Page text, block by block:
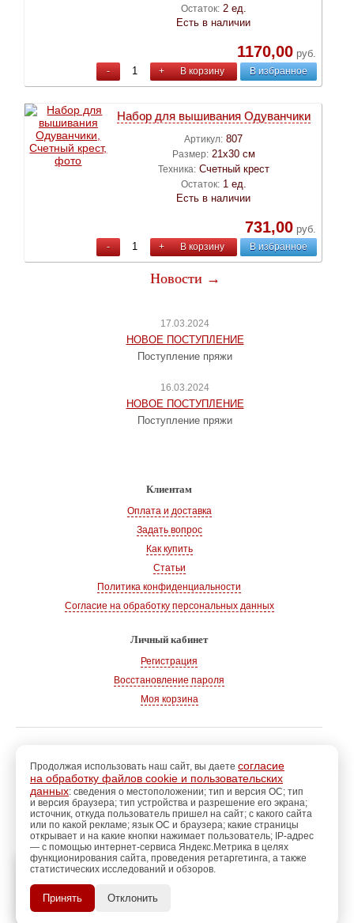
Остаток: 2 ед.
Есть в наличии
1170,00руб.
- + В корзину В избранное
Набор для вышивания Одуванчики
Артикул: 807
Размер: 21х30 см
Техника: Счетный крест
Остаток: 1 ед.
Есть в наличии
731,00руб.
- + В корзину В избранное
Новости →
17.03.2024
НОВОЕ ПОСТУПЛЕНИЕ
Поступление пряжи
16.03.2024
НОВОЕ ПОСТУПЛЕНИЕ
Поступление пряжи
Клиентам
Оплата и доставка
Задать вопрос
Как купить
Статьи
Политика конфиденциальности
Согласие на обработку персональных данных
Личный кабинет
Регистрация
Восстановление пароля
Моя корзина
г. Волгодонск
Адрес: 347360, Ростовская обл., г. Волгодонск
Тел.: +7 928 102-83-75
E-mail: info@magazin-rukodelia.ru
Звонки принимаются ежедневно
с 09-00 до 21-00
Продолжая использовать наш сайт, вы даете согласие
на обработку файлов cookie и пользовательских
данных: сведения о местоположении; тип и версия ОС; тип
и версия браузера; тип устройства и разрешение его экрана;
источник, откуда пользователь пришел на сайт; с какого сайта
или по какой рекламе; язык ОС и браузера; какие страницы
открывает и на какие кнопки нажимает пользователь; IP-адрес
— с помощью интернет-сервиса Яндекс.Метрика в целях
функционирования сайта, проведения ретаргетинга, а также
статистических исследований и обзоров.
Принять Отклонить
Пройдитерегистрацию для
использования
дополнительных возможностей